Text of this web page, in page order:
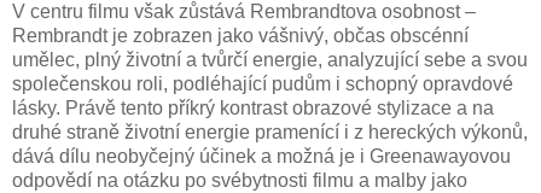
V centru filmu však zůstává Rembrandtova osobnost –
Rembrandt je zobrazen jako vášnivý, občas obscénní
umělec, plný životní a tvůrčí energie, analyzující sebe a svou
společenskou roli, podléhající pudům i schopný opravdové
lásky. Právě tento příkrý kontrast obrazové stylizace a na
druhé straně životní energie pramenící i z hereckých výkonů,
dává dílu neobyčejný účinek a možná je i Greenawayovou
odpovědí na otázku po svébytnosti filmu a malby jako